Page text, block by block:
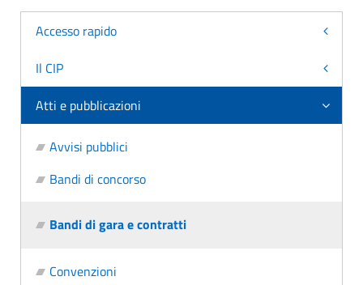
Accesso rapido
Il CIP
Atti e pubblicazioni
Avvisi pubblici
Bandi di concorso
Bandi di gara e contratti
Convenzioni